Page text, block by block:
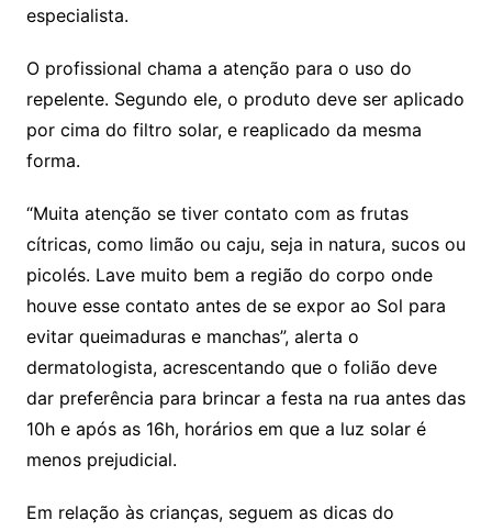
especialista.
O profissional chama a atenção para o uso do
repelente. Segundo ele, o produto deve ser aplicado
por cima do filtro solar, e reaplicado da mesma
forma.
“Muita atenção se tiver contato com as frutas
cítricas, como limão ou caju, seja in natura, sucos ou
picolés. Lave muito bem a região do corpo onde
houve esse contato antes de se expor ao Sol para
evitar queimaduras e manchas”, alerta o
dermatologista, acrescentando que o folião deve
dar preferência para brincar a festa na rua antes das
10h e após as 16h, horários em que a luz solar é
menos prejudicial.
Em relação às crianças, seguem as dicas do